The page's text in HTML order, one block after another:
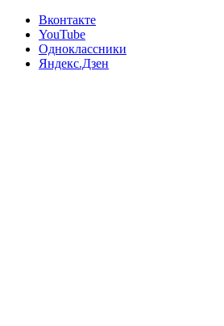
Вконтакте
YouTube
Одноклассники
Яндекс.Дзен